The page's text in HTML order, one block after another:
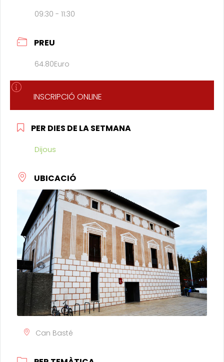
09:30 - 11:30
PREU
64.80Euro
INSCRIPCIÓ ONLINE
PER DIES DE LA SETMANA
Dijous
UBICACIÓ
Can Basté